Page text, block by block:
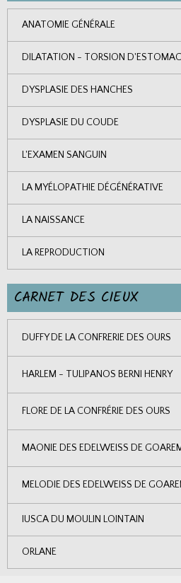
ANATOMIE GÉNÉRALE
DILATATION - TORSION D'ESTOMAC
DYSPLASIE DES HANCHES
DYSPLASIE DU COUDE
L'EXAMEN SANGUIN
LA MYÉLOPATHIE DÉGÉNÉRATIVE
LA NAISSANCE
LA REPRODUCTION
CARNET DES CIEUX
DUFFY DE LA CONFRERIE DES OURS
HARLEM - TULIPANOS BERNI HENRY
FLORE DE LA CONFRÉRIE DES OURS
MAONIE DES EDELWEISS DE
MELODIE DES EDELWEISS DE
IUSCA DU MOULIN LOINTAIN
ORLANE